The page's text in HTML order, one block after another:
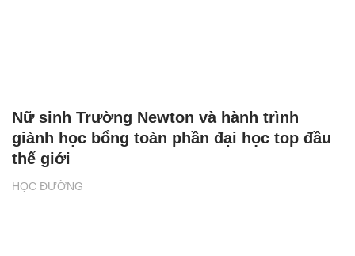
HỌC ĐƯỜNG
Nữ sinh Trường Newton và hành trình
giành học bổng toàn phần đại học top đầu
thế giới